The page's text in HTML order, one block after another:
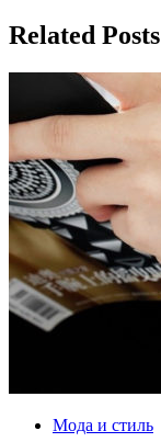
Related Posts
Мода и стиль